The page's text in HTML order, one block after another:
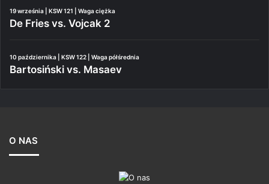
19 września | KSW 121 | Waga ciężka
De Fries vs. Vojcak 2
10 października | KSW 122 | Waga półśrednia
Bartosiński vs. Masaev
O NAS